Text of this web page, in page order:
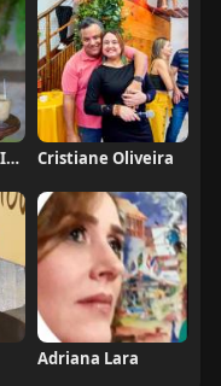
CRISTINA MOREIRA Cristiane Oliveira
Adriana Lara